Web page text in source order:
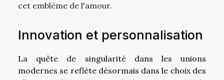
cet emblème de l'amour.
Innovation et personnalisation
La quête de singularité dans les unions
modernes se reflète désormais dans le choix des